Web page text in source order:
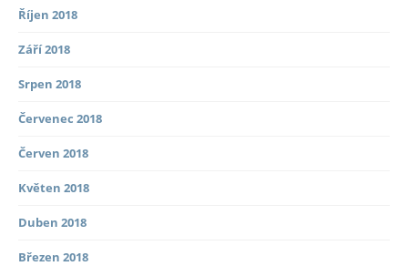
Říjen 2018
Září 2018
Srpen 2018
Červenec 2018
Červen 2018
Květen 2018
Duben 2018
Březen 2018